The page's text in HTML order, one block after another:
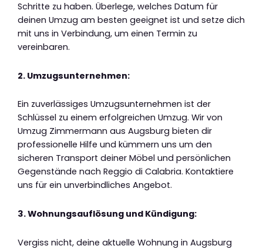
Schritte zu haben. Überlege, welches Datum für
deinen Umzug am besten geeignet ist und setze dich
mit uns in Verbindung, um einen Termin zu
vereinbaren.
2. Umzugsunternehmen:
Ein zuverlässiges Umzugsunternehmen ist der
Schlüssel zu einem erfolgreichen Umzug. Wir von
Umzug Zimmermann aus Augsburg bieten dir
professionelle Hilfe und kümmern uns um den
sicheren Transport deiner Möbel und persönlichen
Gegenstände nach Reggio di Calabria. Kontaktiere
uns für ein unverbindliches Angebot.
3. Wohnungsauflösung und Kündigung:
Vergiss nicht, deine aktuelle Wohnung in Augsburg